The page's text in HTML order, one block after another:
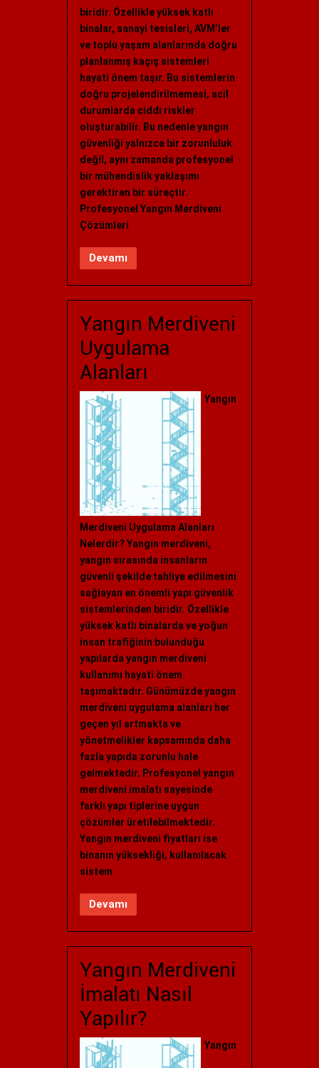
biridir. Özellikle yüksek katlı
binalar, sanayi tesisleri, AVM’ler
ve toplu yaşam alanlarında doğru
planlanmış kaçış sistemleri
hayati önem taşır. Bu sistemlerin
doğru projelendirilmemesi, acil
durumlarda ciddi riskler
oluşturabilir. Bu nedenle yangın
güvenliği yalnızca bir zorunluluk
değil, aynı zamanda profesyonel
bir mühendislik yaklaşımı
gerektiren bir süreçtir.
Profesyonel Yangın Merdiveni
Çözümleri
Devamı
Yangın Merdiveni
Uygulama
Alanları
Yangın
Merdiveni Uygulama Alanları
Nelerdir? Yangın merdiveni,
yangın sırasında insanların
güvenli şekilde tahliye edilmesini
sağlayan en önemli yapı güvenlik
sistemlerinden biridir. Özellikle
yüksek katlı binalarda ve yoğun
insan trafiğinin bulunduğu
yapılarda yangın merdiveni
kullanımı hayati önem
taşımaktadır. Günümüzde yangın
merdiveni uygulama alanları her
geçen yıl artmakta ve
yönetmelikler kapsamında daha
fazla yapıda zorunlu hale
gelmektedir. Profesyonel yangın
merdiveni imalatı sayesinde
farklı yapı tiplerine uygun
çözümler üretilebilmektedir.
Yangın merdiveni fiyatları ise
binanın yüksekliği, kullanılacak
sistem
Devamı
Yangın Merdiveni
İmalatı Nasıl
Yapılır?
Yangın